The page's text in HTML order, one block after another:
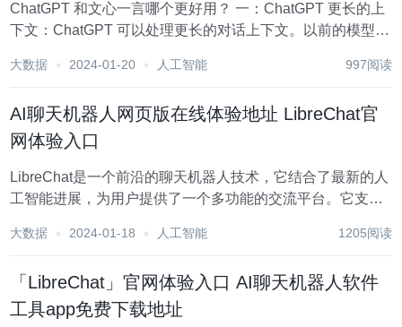
ChatGPT 和文心一言哪个更好用？ 一：ChatGPT 更长的上
下文：ChatGPT 可以处理更长的对话上下文。以前的模型限
ChatGPT 增加了对更长对话历史的理解能力，从而更好地回
大数据 2024-01-20 人工智能 997阅读
AI聊天机器人网页版在线体验地址 LibreChat官
网体验入口
LibreChat是一个前沿的聊天机器人技术，它结合了最新的人
工智能进展，为用户提供了一个多功能的交流平台。它支持
Anthropic、OpenRouter和Google Gemini等。这...
大数据 2024-01-18 人工智能 1205阅读
「LibreChat」官网体验入口 AI聊天机器人软件
工具app免费下载地址